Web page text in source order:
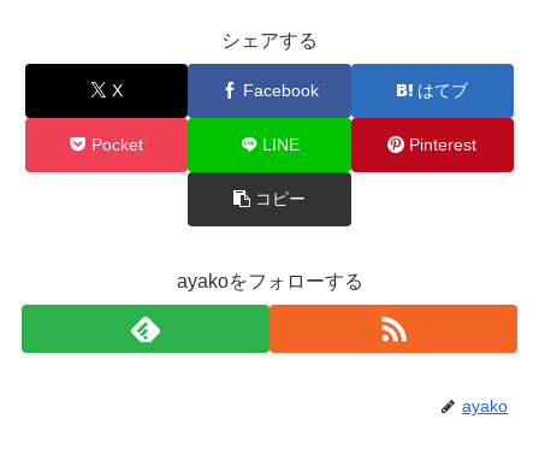
シェアする
X Facebook はてブ
Pocket LINE Pinterest
コピー
ayakoをフォローする
ayako